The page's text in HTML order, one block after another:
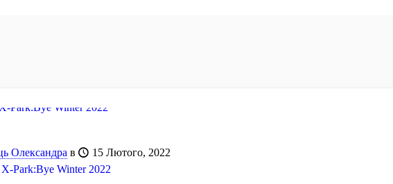
Олександра в
15 Лютого, 2022
Park:Bye Winter 2022